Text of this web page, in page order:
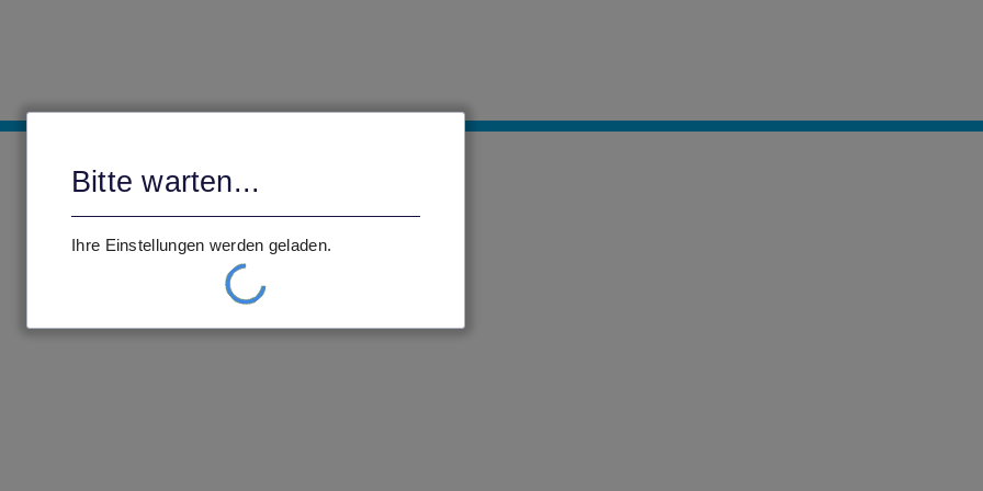
Bitte warten...
Ihre Einstellungen werden geladen.